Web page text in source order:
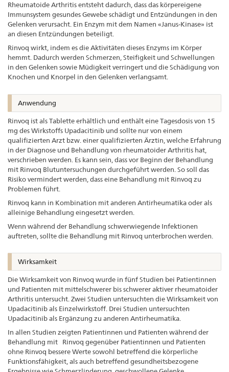
Rheumatoide Arthritis entsteht dadurch, dass das körpereigene
Immunsystem gesundes Gewebe schädigt und Entzündungen in den
Gelenken verursacht. Ein Enzym mit dem Namen «Janus-Kinase» ist
an diesen Entzündungen beteiligt.
Rinvoq wirkt, indem es die Aktivitäten dieses Enzyms im Körper
hemmt. Dadurch werden Schmerzen, Steifigkeit und Schwellungen
in den Gelenken sowie Müdigkeit verringert und die Schädigung von
Knochen und Knorpel in den Gelenken verlangsamt.
Anwendung
Rinvoq ist als Tablette erhältlich und enthält eine Tagesdosis von 15
mg des Wirkstoffs Upadacitinib und sollte nur von einem
qualifizierten Arzt bzw. einer qualifizierten Ärztin, welche Erfahrung
in der Diagnose und Behandlung von rheumatoider Arthritis hat,
verschrieben werden. Es kann sein, dass vor Beginn der Behandlung
mit Rinvoq Blutuntersuchungen durchgeführt werden. So soll das
Risiko vermindert werden, dass eine Behandlung mit Rinvoq zu
Problemen führt.
Rinvoq kann in Kombination mit anderen Antirheumatika oder als
alleinige Behandlung eingesetzt werden.
Wenn während der Behandlung schwerwiegende Infektionen
auftreten, sollte die Behandlung mit Rinvoq unterbrochen werden.
Wirksamkeit
Die Wirksamkeit von Rinvoq wurde in fünf Studien bei Patientinnen
und Patienten mit mittelschwerer bis schwerer aktiver rheumatoider
Arthritis untersucht. Zwei Studien untersuchten die Wirksamkeit von
Upadacitinib als Einzelwirkstoff. Drei Studien untersuchten
Upadacitinib als Ergänzung zu anderen Antirheumatika.
In allen Studien zeigten Patientinnen und Patienten während der
Behandlung mit Rinvoq gegenüber Patientinnen und Patienten
ohne Rinvoq bessere Werte sowohl betreffend die körperliche
Funktionsfähigkeit, als auch betreffend gesundheitsbezogene